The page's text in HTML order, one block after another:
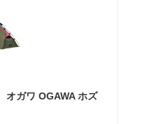
オガワ OGAWA ホズ